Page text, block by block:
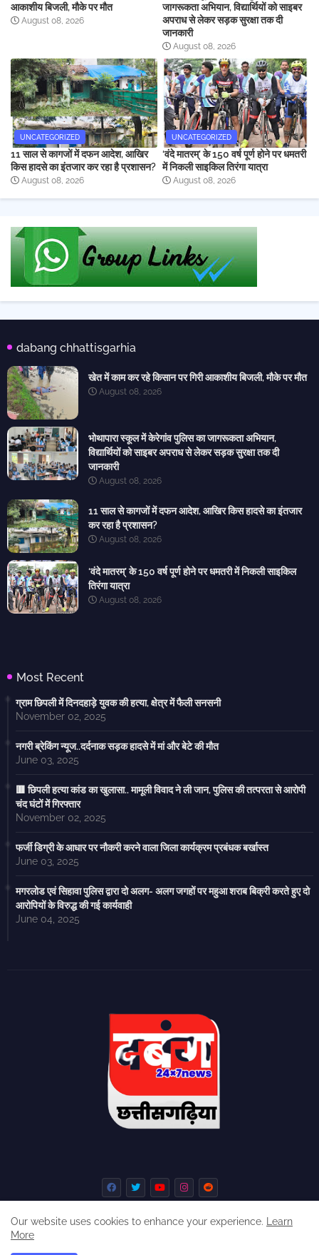
आकाशीय बिजली, मौके पर मौत
August 08, 2026
जागरूकता अभियान, विद्यार्थियों को साइबर
अपराध से लेकर सड़क सुरक्षा तक दी
जानकारी
August 08, 2026
UNCATEGORIZED
11 साल से कागजों में दफन आदेश, आखिर
किस हादसे का इंतजार कर रहा है प्रशासन?
August 08, 2026
UNCATEGORIZED
‘वंदे मातरम्’ के 150 वर्ष पूर्ण होने पर धमतरी
में निकली साइकिल तिरंगा यात्रा
August 08, 2026
dabang chhattisgarhia
खेत में काम कर रहे किसान पर गिरी आकाशीय बिजली, मौके पर मौत
August 08, 2026
भोथापारा स्कूल में केरेगांव पुलिस का जागरूकता अभियान,
विद्यार्थियों को साइबर अपराध से लेकर सड़क सुरक्षा तक दी
जानकारी
August 08, 2026
11 साल से कागजों में दफन आदेश, आखिर किस हादसे का इंतजार
कर रहा है प्रशासन?
August 08, 2026
‘वंदे मातरम्’ के 150 वर्ष पूर्ण होने पर धमतरी में निकली साइकिल
तिरंगा यात्रा
August 08, 2026
Most Recent
ग्राम छिपली में दिनदहाड़े युवक की हत्या, क्षेत्र में फैली सनसनी
November 02, 2025
नगरी ब्रेकिंग न्यूज..दर्दनाक सड़क हादसे में मां और बेटे की मौत
June 03, 2025
🟥 छिपली हत्या कांड का खुलासा.. मामूली विवाद ने ली जान, पुलिस की तत्परता से आरोपी
चंद घंटों में गिरफ्तार
November 02, 2025
फर्जी डिग्री के आधार पर नौकरी करने वाला जिला कार्यक्रम प्रबंधक बर्खास्त
June 03, 2025
मगरलोड एवं सिहावा पुलिस द्वारा दो अलग- अलग जगहों पर महुआ शराब बिक्री करते हुए दो
आरोपियों के विरुद्ध की गई कार्यवाही
June 04, 2025
Our website uses cookies to enhance your experience.
Learn
More